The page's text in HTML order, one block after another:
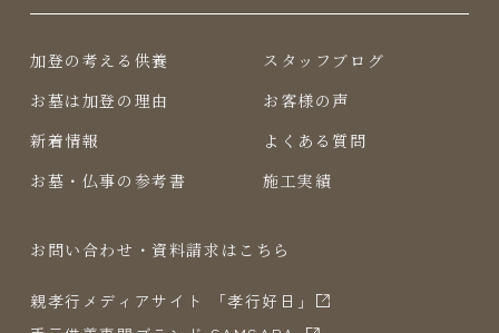
加登の考える供養
お墓は加登の理由
新着情報
お墓・仏事の参考書
スタッフブログ
お客様の声
よくある質問
施工実績
お問い合わせ・資料請求はこちら
親孝行メディアサイト 「孝行好日」